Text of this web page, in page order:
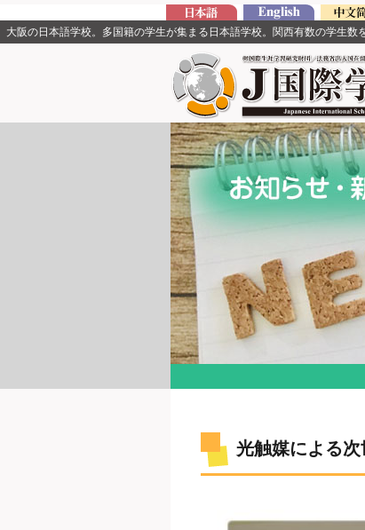
大阪の日本語学校。多国籍の学生が集まる日本語学校。関西有数の学生数
光触媒による